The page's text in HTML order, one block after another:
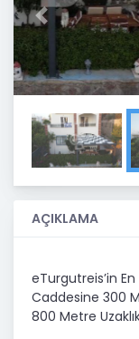
Previous
AÇIKLAMA
eTurgutreis’in
Caddesine 300
800 Metre